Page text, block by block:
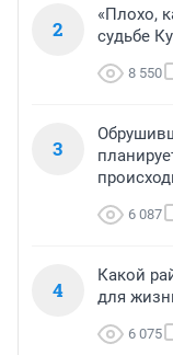
2
«Плохо,
судьбе
8 550
3
6 087
4
Какой
для
6 075